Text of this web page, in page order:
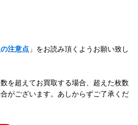
注意点 」をお読み頂くようお願い致し
を超えてお買取する場合、超えた枚数
がございます。あしからずご了承くだ